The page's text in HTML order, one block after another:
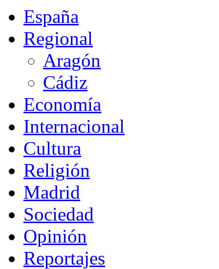
España
Regional
Aragón
Cádiz
Economía
Internacional
Cultura
Religión
Madrid
Sociedad
Opinión
Reportajes